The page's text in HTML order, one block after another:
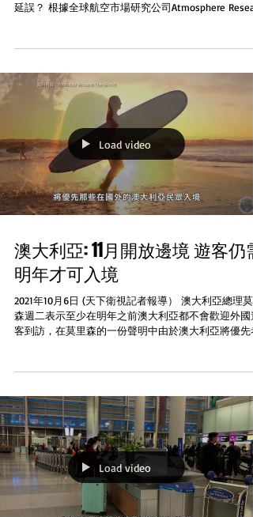
延誤？ 根據全球航空市場研究公司Atmosphere
Load video
澳大利亞: 11月開放邊境 遊客仍需
明年才可入境
2021年10月6日 (天下衛視記者報導） 澳大利亞總理莫
森週二表示至少在明年之前澳大利亞都不會歡迎外國
客到訪，在莫里森的一份聲明中由於澳大利亞將優先
當中，目前的決議...
Load video